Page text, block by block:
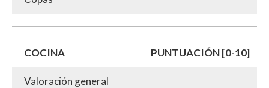
COCINA PUNTUACIÓN [0-10]
Valoración general